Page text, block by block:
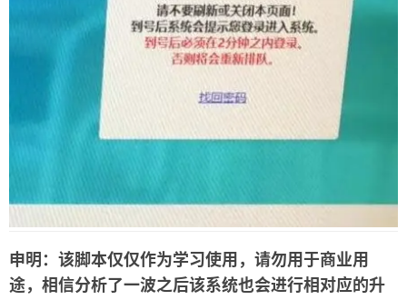
申明：该脚本仅仅作为学习使用，请勿用于商业用
途，相信分析了一波之后该系统也会进行相对应的升